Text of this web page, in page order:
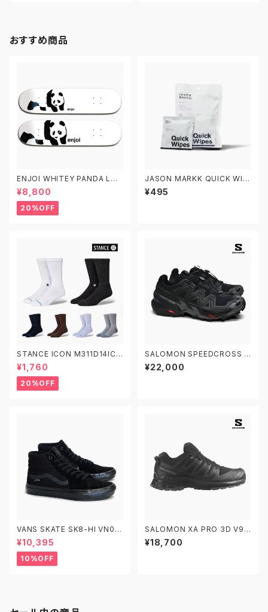
おすすめ商品
ENJOI WHITEY PANDA LOG
O エンジョイ スケートボード デ
ッキ スケボー7.5 7.75 8.0 8.2
5 8.5 子供用 キッズ
¥8,800
20%OFF
JASON MARKK QUICK WIP
ES 3 PACK ジェイソンマーク
クイックワイプス 3パック スニ
¥495
STANCE ICON M311D14ICO
スタンス アイコン ソックス 靴下
¥1,760
20%OFF
SALOMON SPEEDCROSS 6
GORE-TEX M/L41738600
W/L41743400 サロモン スピ
¥22,000
VANS SKATE SK8-HI VN0A
5FCCBKA 26.0-29.0 ヴァン
ズ スケートスケートハイ
¥10,395
10%OFF
SALOMON XA PRO 3D V9
M/L47271800 W/L472727
00 サロモン エックスエープロ
¥18,700